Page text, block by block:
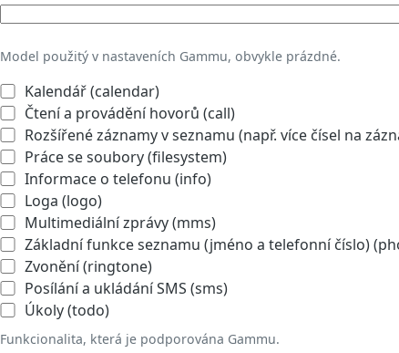
Model použitý v nastaveních Gammu, obvykle prázdné.
Kalendář (calendar)
Čtení a provádění hovorů (call)
Rozšířené záznamy v seznamu (např. více čísel na
Práce se soubory (filesystem)
Informace o telefonu (info)
Loga (logo)
Multimediální zprávy (mms)
Základní funkce seznamu (jméno a telefonní číslo)
Zvonění (ringtone)
Posílání a ukládání SMS (sms)
Úkoly (todo)
Funkcionalita, která je podporována Gammu.